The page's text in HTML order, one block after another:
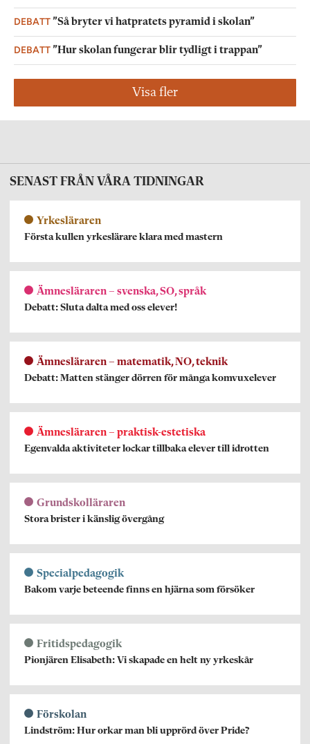
DEBATT”Så bryter vi hatpratets pyramid i skolan”
DEBATT”Hur skolan fungerar blir tydligt i trappan”
Visa fler
SENAST FRÅN VÅRA TIDNINGAR
Yrkesläraren
Första kullen yrkeslärare klara med mastern
Ämnesläraren – svenska, SO, språk
Debatt: Sluta dalta med oss elever!
Ämnesläraren – matematik, NO, teknik
Debatt: Matten stänger dörren för många komvuxelever
Ämnesläraren – praktisk-estetiska
Egenvalda aktiviteter lockar tillbaka elever till idrotten
Grundskolläraren
Stora brister i känslig övergång
Specialpedagogik
Bakom varje beteende finns en hjärna som försöker
Fritidspedagogik
Pionjären Elisabeth: Vi skapade en helt ny yrkeskår
Förskolan
Lindström: Hur orkar man bli upprörd över Pride?